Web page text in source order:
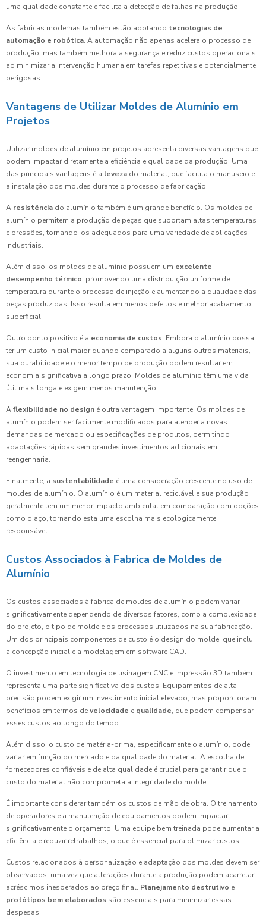
uma qualidade constante e facilita a detecção de falhas na produção.
As fabricas modernas também estão adotando tecnologias de
automação e robótica. A automação não apenas acelera o processo de
produção, mas também melhora a segurança e reduz custos operacionais
ao minimizar a intervenção humana em tarefas repetitivas e potencialmente
perigosas.
Vantagens de Utilizar Moldes de Alumínio em
Projetos
Utilizar moldes de alumínio em projetos apresenta diversas vantagens que
podem impactar diretamente a eficiência e qualidade da produção. Uma
das principais vantagens é a leveza do material, que facilita o manuseio e
a instalação dos moldes durante o processo de fabricação.
A resistência do alumínio também é um grande benefício. Os moldes de
alumínio permitem a produção de peças que suportam altas temperaturas
e pressões, tornando-os adequados para uma variedade de aplicações
industriais.
Além disso, os moldes de alumínio possuem um excelente
desempenho térmico, promovendo uma distribuição uniforme de
temperatura durante o processo de injeção e aumentando a qualidade das
peças produzidas. Isso resulta em menos defeitos e melhor acabamento
superficial.
Outro ponto positivo é a economia de custos. Embora o alumínio possa
ter um custo inicial maior quando comparado a alguns outros materiais,
sua durabilidade e o menor tempo de produção podem resultar em
economia significativa a longo prazo. Moldes de alumínio têm uma vida
útil mais longa e exigem menos manutenção.
Aflexibilidade no design é outra vantagem importante. Os moldes de
alumínio podem ser facilmente modificados para atender a novas
demandas de mercado ou especificações de produtos, permitindo
adaptações rápidas sem grandes investimentos adicionais em
reengenharia.
Finalmente, a sustentabilidade é uma consideração crescente no uso de
moldes de alumínio. O alumínio é um material reciclável e sua produção
geralmente tem um menor impacto ambiental em comparação com opções
como o aço, tornando esta uma escolha mais ecologicamente
responsável.
Custos Associados à Fabrica de Moldes de
Alumínio
Os custos associados à fabrica de moldes de alumínio podem variar
significativamente dependendo de diversos fatores, como a complexidade
do projeto, o tipo de molde e os processos utilizados na sua fabricação.
Um dos principais componentes de custo é o design do molde, que inclui
a concepção inicial e a modelagem em software CAD.
O investimento em tecnologia de usinagem CNC e impressão 3D também
representa uma parte significativa dos custos. Equipamentos de alta
precisão podem exigir um investimento inicial elevado, mas proporcionam
benefícios em termos develocidade e qualidade, que podem compensar
esses custos ao longo do tempo.
Além disso, o custo de matéria-prima, especificamente o alumínio, pode
variar em função do mercado e da qualidade do material. A escolha de
fornecedores confiáveis e de alta qualidade é crucial para garantir que o
custo do material não comprometa a integridade do molde.
É importante considerar também os custos de mão de obra. O treinamento
de operadores e a manutenção de equipamentos podem impactar
significativamente o orçamento. Uma equipe bem treinada pode aumentar a
eficiência e reduzir retrabalhos, o que é essencial para otimizar custos.
Custos relacionados à personalização e adaptação dos moldes devem ser
observados, uma vez que alterações durante a produção podem acarretar
acréscimos inesperados ao preço final. Planejamento destrutivo e
protótipos bem elaborados são essenciais para minimizar essas
despesas.